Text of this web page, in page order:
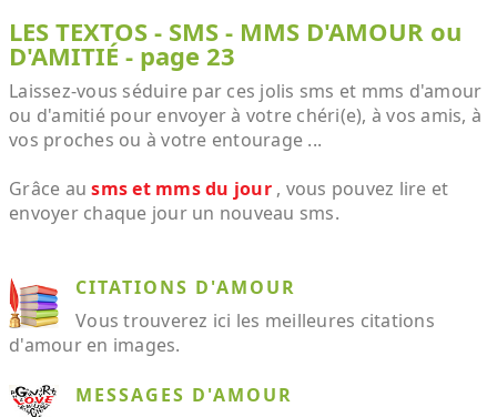
LES TEXTOS - SMS - MMS D'AMOUR ou
D'AMITIÉ - page 23
Laissez-vous séduire par ces jolis sms et mms d'amour
ou d'amitié pour envoyer à votre chéri(e), à vos amis, à
vos proches ou à votre entourage ...
Grâce ausms et mms du jour, vous pouvez lire et
envoyer chaque jour un nouveau sms.
CITATIONS D'AMOUR
Vous trouverez ici les meilleures citations
d'amour en images.
MESSAGES D'AMOUR